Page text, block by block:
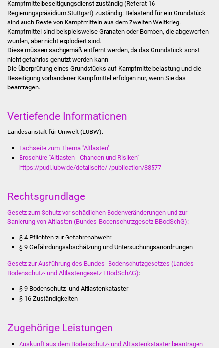
Dienstleistungen
Lebenslagen
Formulare
Bildung
Kindergärten
Soziale Einrichtungen
Kirchen
Lokale Agenda
Kinder- und
Kampfmittelbeseitigungsdienst zuständig (Referat 16
Regierungspräsidium Stuttgart) zuständig: Belastend für ein Grundstück
sind auch Reste von Kampfmitteln aus dem Zweiten Weltkrieg.
Kampfmittel sind beispielsweise Granaten oder Bomben, die abgeworfen
wurden, aber nicht explodiert sind.
Diese müssen sachgemäß entfernt werden, da das Grundstück sonst
nicht gefahrlos genutzt werden kann.
Die Überprüfung eines Grundstücks auf Kampfmittelbelastung und die
Beseitigung vorhandener Kampfmittel erfolgen nur, wenn Sie das
beantragen.
Vertiefende Informationen
Landesanstalt für Umwelt (LUBW):
Fachseite zum Thema "Altlasten"
Broschüre "Altlasten - Chancen und Risiken"
https://pudi.lubw.de/detailseite/-/publication/88577
Rechtsgrundlage
Gesetz zum Schutz vor schädlichen Bodenveränderungen und zur
Sanierung von Altlasten (Bundes-Bodenschutzgesetz BBodSchG):
§ 4 Pflichten zur Gefahrenabwehr
§ 9 Gefährdungsabschätzung und Untersuchungsanordnungen
Gesetz zur Ausführung des Bundes- Bodenschutzgesetzes (Landes-
Bodenschutz- und Altlastengesetz LBodSchAG):
§ 9 Bodenschutz- und Altlastenkataster
§ 16 Zuständigkeiten
Zugehörige Leistungen
Auskunft aus dem Bodenschutz- und Altlastenkataster beantragen